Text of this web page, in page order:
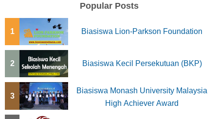
Popular Posts
1 Biasiswa Lion-Parkson Foundation
2 Biasiswa Kecil Persekutuan (BKP)
3
Biasiswa Monash University Malaysia
High Achiever Award